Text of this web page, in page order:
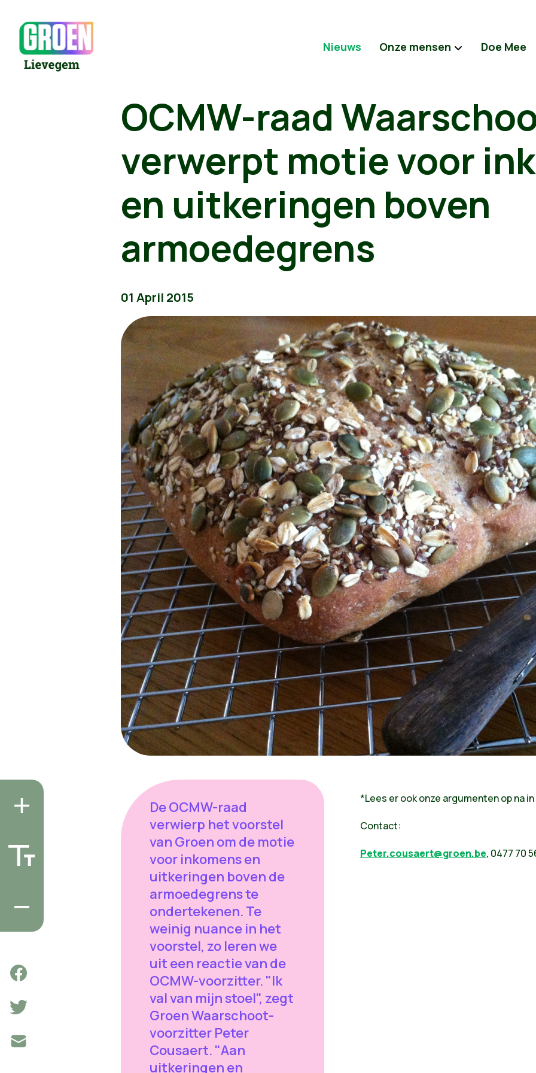
Nieuws Onze mensen Doe Mee
OCMW-raad
verwerpt motie voor
en uitkeringen boven
armoedegrens
01 April 2015
De OCMW-raad
verwierp het voorstel
van Groen om de motie
voor inkomens en
uitkeringen boven de
armoedegrens te
ondertekenen. Te
weinig nuance in het
voorstel, zo leren we
uit een reactie van de
OCMW-voorzitter. "Ik
val van mijn stoel", zegt
Groen Waarschoot-
voorzitter Peter
Cousaert. "Aan
uitkeringen en
*Lees er ook onze argumenten op na
Contact:
Peter.cousaert@groen.be, 0477 70